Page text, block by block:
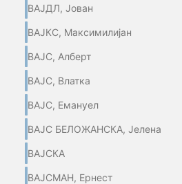
ВАЈДЛ, Јован
ВАЈКС, Максимилијан
ВАЈС, Алберт
ВАЈС, Влатка
ВАЈС, Емануел
ВАЈС БЕЛОЖАНСКА, Јелена
ВАЈСКА
ВАЈСМАН, Ернест